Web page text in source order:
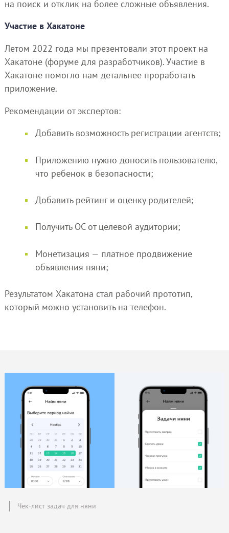
на поиск и отклик на более сложные объявления.
Участие в Хакатоне
Летом 2022 года мы презентовали этот проект на
Хакатоне (форуме для разработчиков). Участие в
Хакатоне помогло нам детальнее проработать
приложение.
Рекомендации от экспертов:
Добавить возможность регистрации агентств;
Приложению нужно доносить пользователю,
что ребенок в безопасности;
Добавить рейтинг и оценку родителей;
Получить ОС от целевой аудитории;
Монетизация — платное продвижение
объявления няни;
Результатом Хакатона стал рабочий прототип,
который можно установить на телефон.
Чек-лист задач для няни